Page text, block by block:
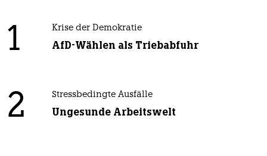
1 Krise der Demokratie
AfD-Wählen als Triebabfuhr
2 Stressbedingte Ausfälle
Ungesunde Arbeitswelt